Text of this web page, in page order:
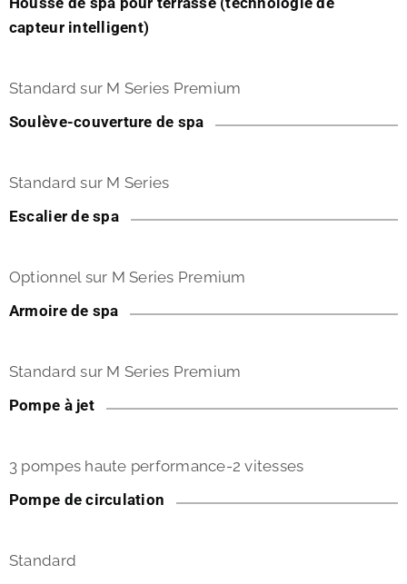
capteur intelligent)
Standard sur M Series Premium
Soulève-couverture de spa
Standard sur M Series
Escalier de spa
Optionnel sur M Series Premium
Armoire de spa
Standard sur M Series Premium
Pompe à jet
3 pompes haute performance-2 vitesses
Pompe de circulation
Standard